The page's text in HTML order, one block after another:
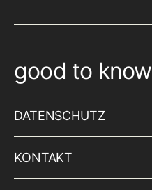
good to know
DATENSCHUTZ
KONTAKT